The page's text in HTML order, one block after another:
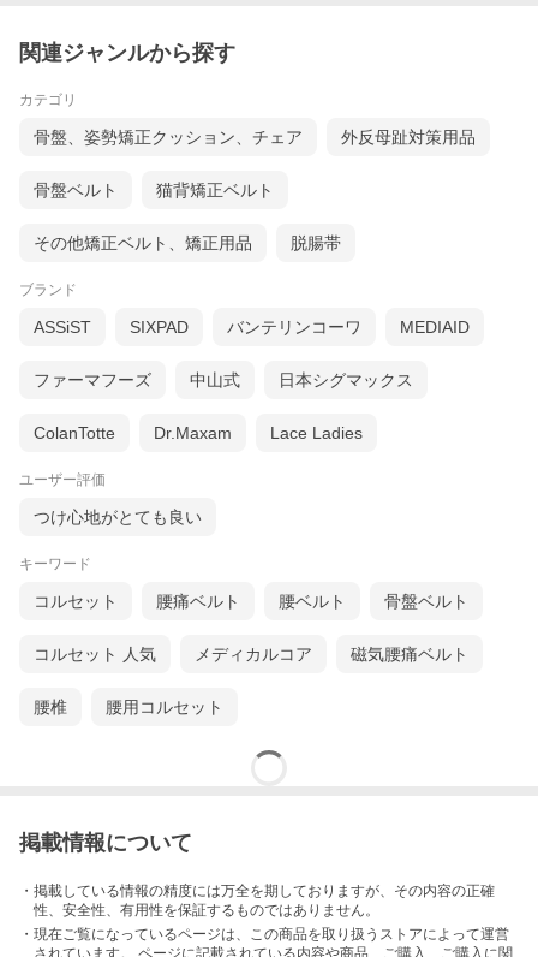
関連ジャンルから探す
カテゴリ
骨盤、姿勢矯正クッション、チェア 外反母趾対策用品
骨盤ベルト 猫背矯正ベルト
その他矯正ベルト、矯正用品 脱腸帯
ブランド
ASSiST SIXPAD バンテリンコーワ MEDIAID
ファーマフーズ 中山式 日本シグマックス
ColanTotte Dr.Maxam Lace Ladies
ユーザー評価
つけ心地がとても良い
キーワード
コルセット 腰痛ベルト 腰ベルト 骨盤ベルト
コルセット 人気 メディカルコア 磁気腰痛ベルト
腰椎 腰用コルセット
掲載情報について
・掲載している情報の精度には万全を期しておりますが、その内容の正確
性、安全性、有用性を保証するものではありません。
・現在ご覧になっているページは、この商品を取り扱うストアによって運営